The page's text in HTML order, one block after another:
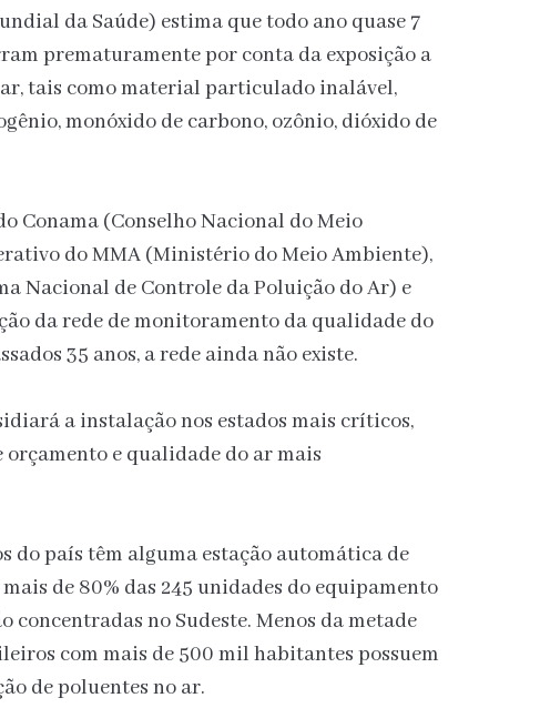
da Saúde) estima que todo ano quase 7
prematuramente por conta da exposição a
tais como material particulado inalável,
monóxido de carbono, ozônio, dióxido de
Conama (Conselho Nacional do Meio
do MMA (Ministério do Meio Ambiente),
Nacional de Controle da Poluição do Ar) e
da rede de monitoramento da qualidade do
35 anos, a rede ainda não existe.
a instalação nos estados mais críticos,
e qualidade do ar mais
do país têm alguma estação automática de
de 80% das 245 unidades do equipamento
concentradas no Sudeste. Menos da metade
com mais de 500 mil habitantes possuem
de poluentes no ar.